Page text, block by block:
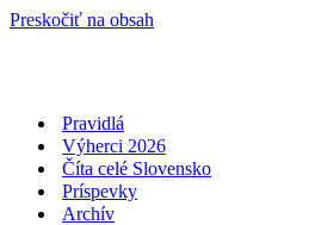
Preskočiť na obsah
Pravidlá
Výherci 2026
Číta celé Slovensko
Príspevky
Archív